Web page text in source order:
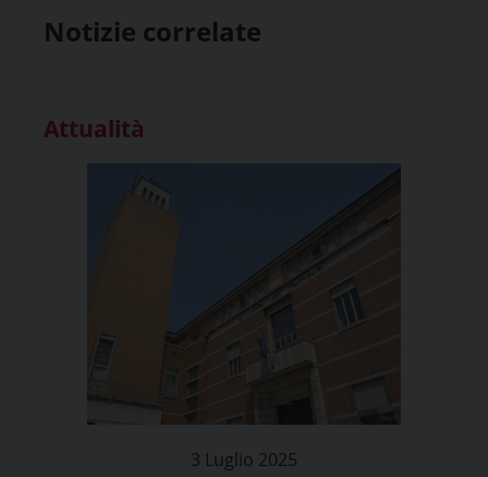
Notizie correlate
Attualità
3 Luglio 2025